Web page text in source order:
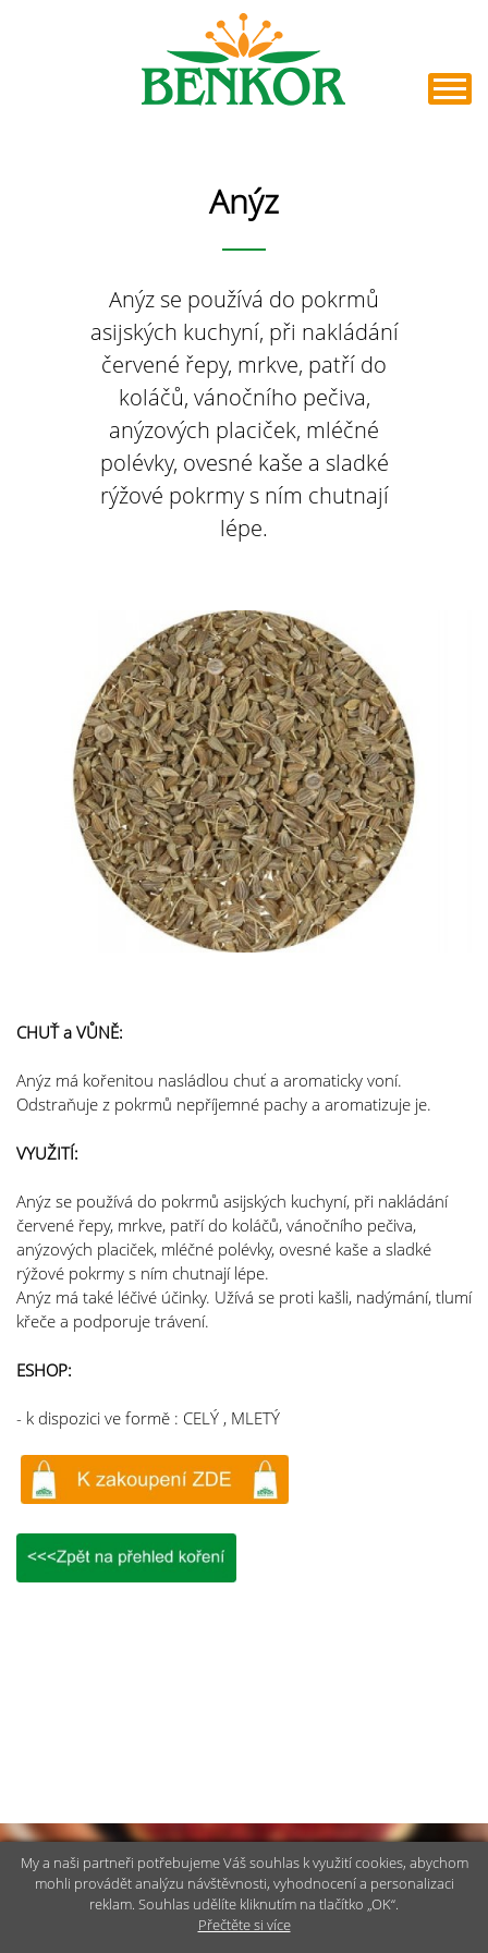
Anýz
Anýz se používá do pokrmů
asijských kuchyní, při nakládání
červené řepy, mrkve, patří do
koláčů, vánočního pečiva,
anýzových placiček, mléčné
polévky, ovesné kaše a sladké
rýžové pokrmy s ním chutnají
lépe.
CHUŤ a VŮNĚ:
Anýz má kořenitou nasládlou chuť a aromaticky voní.
Odstraňuje z pokrmů nepříjemné pachy a aromatizuje je.
VYUŽITÍ:
Anýz se používá do pokrmů asijských kuchyní, při nakládání
červené řepy, mrkve, patří do koláčů, vánočního pečiva,
anýzových placiček, mléčné polévky, ovesné kaše a sladké
rýžové pokrmy s ním chutnají lépe.
Anýz má také léčivé účinky. Užívá se proti kašli, nadýmání, tlumí
křeče a podporuje trávení.
ESHOP:
- k dispozici ve formě : CELÝ , MLETÝ
Kontaktujte nás
My a naši partneři potřebujeme Váš souhlas k využití cookies, abychom
mohli provádět analýzu návštěvnosti, vyhodnocení a personalizaci
reklam. Souhlas udělíte kliknutím na tlačítko „OK“.
Přečtěte si více